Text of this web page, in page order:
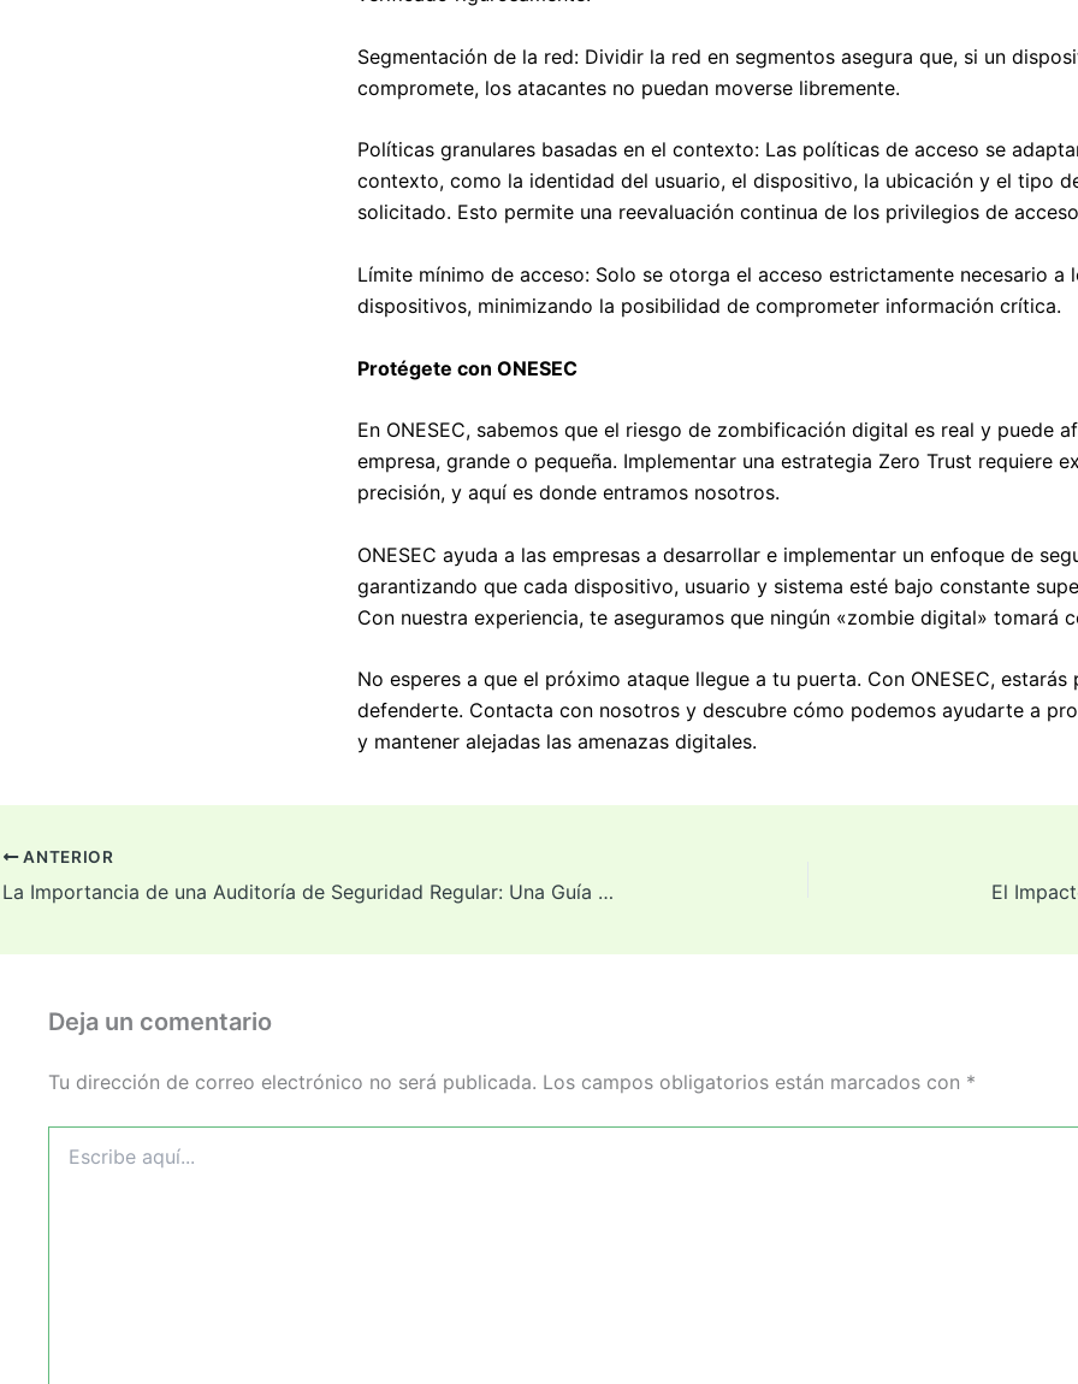
Segmentación de la red: Dividir la red en segmentos asegura que, si un
compromete, los atacantes no puedan moverse libremente.
Políticas granulares basadas en el contexto: Las políticas de acceso se
contexto, como la identidad del usuario, el dispositivo, la ubicación y el tipo
solicitado. Esto permite una reevaluación continua de los privilegios de
Límite mínimo de acceso: Solo se otorga el acceso estrictamente necesario a
dispositivos, minimizando la posibilidad de comprometer información crítica.
Protégete con ONESEC
En ONESEC, sabemos que el riesgo de zombificación digital es real y puede
empresa, grande o pequeña. Implementar una estrategia Zero Trust requiere
precisión, y aquí es donde entramos nosotros.
ONESEC ayuda a las empresas a desarrollar e implementar un enfoque de
garantizando que cada dispositivo, usuario y sistema esté bajo constante
Con nuestra experiencia, te aseguramos que ningún «zombie digital» tomará
No esperes a que el próximo ataque llegue a tu puerta. Con ONESEC, estarás
defenderte. Contacta con nosotros y descubre cómo podemos ayudarte a
y mantener alejadas las amenazas digitales.
ANTERIOR
La Importancia de una Auditoría de Seguridad Regular: Una Guía Completa
Deja un comentario
Tu dirección de correo electrónico no será publicada. Los campos obligatorios están marcados con *
aquí...